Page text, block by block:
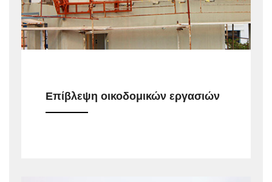
Επίβλεψη οικοδομικών εργασιών